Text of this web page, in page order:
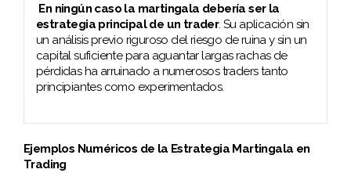
En ningún caso la martingala debería ser la
estrategia principal de un trader. Su aplicación sin
un análisis previo riguroso del riesgo de ruina y sin un
capital suficiente para aguantar largas rachas de
pérdidas ha arruinado a numerosos traders tanto
principiantes como experimentados.
Ejemplos Numéricos de la Estrategia Martingala en
Trading